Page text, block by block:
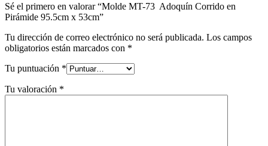
Sé el primero en valorar “Molde MT-73 Adoquín Corrido en
Pirámide 95.5cm x 53cm”
Tu dirección de correo electrónico no será publicada. Los campos
obligatorios están marcados con *
Tu puntuación *
Tu valoración *